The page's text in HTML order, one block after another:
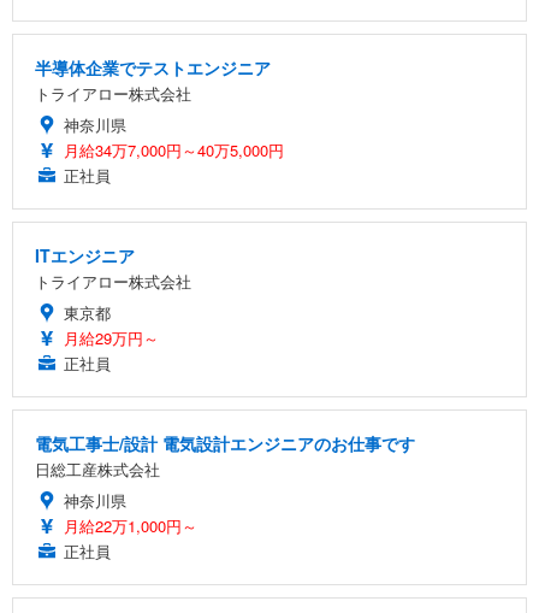
半導体企業でテストエンジニア
トライアロー株式会社
神奈川県
月給34万7,000円～40万5,000円
正社員
ITエンジニア
トライアロー株式会社
東京都
月給29万円～
正社員
電気工事士/設計 電気設計エンジニアのお仕事です
日総工産株式会社
神奈川県
月給22万1,000円～
正社員